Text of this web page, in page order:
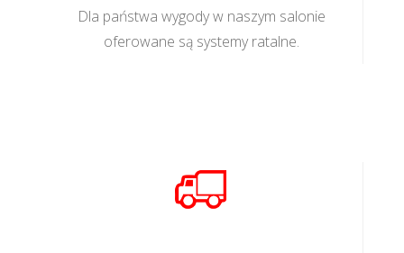
Dla państwa wygody w naszym salonie
oferowane są systemy ratalne.